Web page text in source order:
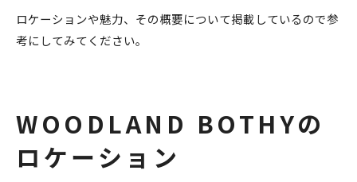
ロケーションや魅力、その概要について掲載しているので参
考にしてみてください。
WOODLAND BOTHYの
ロケーション